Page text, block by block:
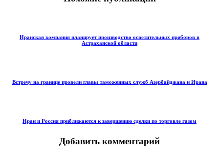
Иранская компания планирует производство осветительных приборов в
Астраханской области
Встречу на границе провели главы таможенных служб Азербайджана и Ирана
Иран и Россия приближаются к завершению сделки по торговле газом
Добавить комментарий